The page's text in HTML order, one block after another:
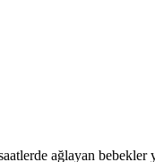
ağlayan bebekler